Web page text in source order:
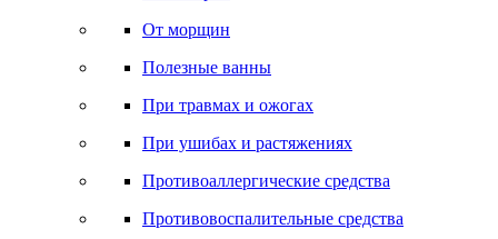
От морщин
Полезные ванны
При травмах и ожогах
При ушибах и растяжениях
Противоаллергические средства
Противовоспалительные средства